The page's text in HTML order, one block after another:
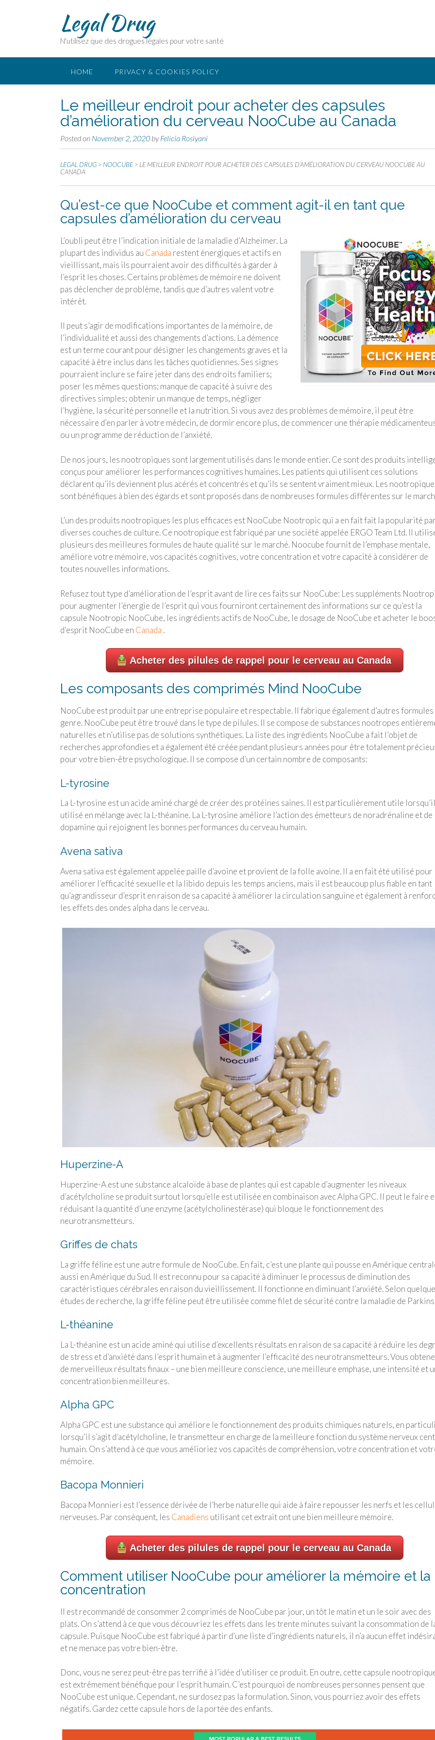
Legal Drug
N'utilisez que des drogues légales pour votre santé
HOME PRIVACY & COOKIES POLICY
Le meilleur endroit pour acheter des capsules
d’amélioration du cerveau NooCube au Canada
Posted on November 2, 2020 byFelicia Rosiyani
LEGAL DRUG > NOOCUBE > LE MEILLEUR ENDROIT POUR ACHETER DES CAPSULES D’AMÉLIORATION DU CERVEAU NOOCUBE AU
CANADA
Qu’est-ce que NooCube et comment agit-il en tant que
capsules d’amélioration du cerveau
L’oubli peut être l’indication initiale de la maladie d’Alzheimer. La
plupart des individus au Canada restent énergiques et actifs en
vieillissant, mais ils pourraient avoir des difficultés à garder à
l’esprit les choses. Certains problèmes de mémoire ne doivent
pas déclencher de problème, tandis que d’autres valent votre
intérêt.
Il peut s’agir de modifications importantes de la mémoire, de
l’individualité et aussi des changements d’actions. La démence
est un terme courant pour désigner les changements graves et la
capacité à être inclus dans les tâches quotidiennes. Ses signes
pourraient inclure se faire jeter dans des endroits familiers;
poser les mêmes questions; manque de capacité à suivre des
directives simples; obtenir un manque de temps, négliger
l’hygiène, la sécurité personnelle et la nutrition. Si vous avez des problèmes de mémoire, il peut être
nécessaire d’en parler à votre médecin, de dormir encore plus, de commencer une thérapie
ou un programme de réduction de l’anxiété.
De nos jours, les nootropiques sont largement utilisés dans le monde entier. Ce sont des produits
conçus pour améliorer les performances cognitives humaines. Les patients qui utilisent ces solutions
déclarent qu’ils deviennent plus acérés et concentrés et qu’ils se sentent vraiment mieux. Les
sont bénéfiques à bien des égards et sont proposés dans de nombreuses formules différentes sur le
L’un des produits nootropiques les plus efficaces est NooCube Nootropic qui a en fait fait la popularité
diverses couches de culture. Ce nootropique est fabriqué par une société appelée ERGO Team Ltd. Il
plusieurs des meilleures formules de haute qualité sur le marché. Noocube fournit de l’emphase mentale,
améliore votre mémoire, vos capacités cognitives, votre concentration et votre capacité à considérer de
toutes nouvelles informations.
Refusez tout type d’amélioration de l’esprit avant de lire ces faits sur NooCube: Les suppléments
pour augmenter l’énergie de l’esprit qui vous fourniront certainement des informations sur ce qu’est la
capsule Nootropic NooCube, les ingrédients actifs de NooCube, le dosage de NooCube et acheter le
d’esprit NooCube en Canada .
Acheter des pilules de rappel pour le cerveau au Canada
Les composants des comprimés Mind NooCube
NooCube est produit par une entreprise populaire et respectable. Il fabrique également d’autres formules
genre. NooCube peut être trouvé dans le type de pilules. Il se compose de substances nootropes
naturelles et n’utilise pas de solutions synthétiques. La liste des ingrédients NooCube a fait l’objet de
recherches approfondies et a également été créée pendant plusieurs années pour être totalement
pour votre bien-être psychologique. Il se compose d’un certain nombre de composants:
L-tyrosine
La L-tyrosine est un acide aminé chargé de créer des protéines saines. Il est particulièrement utile
utilisé en mélange avec la L-théanine. La L-tyrosine améliore l’action des émetteurs de noradrénaline et de
dopamine qui rejoignent les bonnes performances du cerveau humain.
Avena sativa
Avena sativa est également appelée paille d’avoine et provient de la folle avoine. Il a en fait été utilisé pour
améliorer l’efficacité sexuelle et la libido depuis les temps anciens, mais il est beaucoup plus fiable en tant
qu’agrandisseur d’esprit en raison de sa capacité à améliorer la circulation sanguine et également à
les effets des ondes alpha dans le cerveau.
Huperzine-A
Huperzine-A est une substance alcaloïde à base de plantes qui est capable d’augmenter les niveaux
d’acétylcholine se produit surtout lorsqu’elle est utilisée en combinaison avec Alpha GPC. Il peut le faire
réduisant la quantité d’une enzyme (acétylcholinestérase) qui bloque le fonctionnement des
neurotransmetteurs.
Griffes de chats
La griffe féline est une autre formule de NooCube. En fait, c’est une plante qui pousse en Amérique
aussi en Amérique du Sud. Il est reconnu pour sa capacité à diminuer le processus de diminution des
caractéristiques cérébrales en raison du vieillissement. Il fonctionne en diminuant l’anxiété. Selon
études de recherche, la griffe féline peut être utilisée comme filet de sécurité contre la maladie de
L-théanine
La L-théanine est un acide aminé qui utilise d’excellents résultats en raison de sa capacité à réduire les
de stress et d’anxiété dans l’esprit humain et à augmenter l’efficacité des neurotransmetteurs. Vous
de merveilleux résultats finaux – une bien meilleure conscience, une meilleure emphase, une intensité et
concentration bien meilleures.
Alpha GPC
Alpha GPC est une substance qui améliore le fonctionnement des produits chimiques naturels, en
lorsqu’il s’agit d’acétylcholine, le transmetteur en charge de la meilleure fonction du système nerveux
humain. On s’attend à ce que vous amélioriez vos capacités de compréhension, votre concentration et
mémoire.
Bacopa Monnieri
Bacopa Monnieri est l’essence dérivée de l’herbe naturelle qui aide à faire repousser les nerfs et les
nerveuses. Par conséquent, les Canadiens utilisant cet extrait ont une bien meilleure mémoire.
Acheter des pilules de rappel pour le cerveau au Canada
Comment utiliser NooCube pour améliorer la mémoire et la
concentration
Il est recommandé de consommer 2 comprimés de NooCube par jour, un tôt le matin et un le soir avec des
plats. On s’attend à ce que vous découvriez les effets dans les trente minutes suivant la consommation de
capsule. Puisque NooCube est fabriqué à partir d’une liste d’ingrédients naturels, il n’a aucun effet
et ne menace pas votre bien-être.
Donc, vous ne serez peut-être pas terrifié à l’idée d’utiliser ce produit. En outre, cette capsule
est extrêmement bénéfique pour l’esprit humain. C’est pourquoi de nombreuses personnes pensent que
NooCube est unique. Cependant, ne surdosez pas la formulation. Sinon, vous pourriez avoir des effets
négatifs. Gardez cette capsule hors de la portée des enfants.